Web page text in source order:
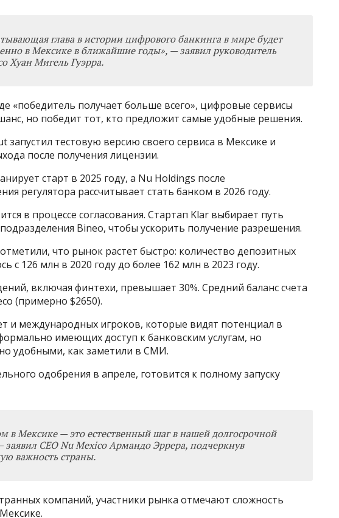
глава в истории цифрового банкинга в мире будет
в Мексике в ближайшие годы», — заявил руководитель
Хуан Мигель Гуэрра.
«победитель получает больше всего», цифровые сервисы
но победит тот, кто предложит самые удобные решения.
запустил тестовую версию своего сервиса в Мексике и
после получения лицензии.
старт в 2025 году, а Nu Holdings после
регулятора рассчитывает стать банком в 2026 году.
в процессе согласования. Стартап Klar выбирает путь
Bineo, чтобы ускорить получение разрешения.
что рынок растет быстро: количество депозитных
с 126 млн в 2020 году до более 162 млн в 2023 году.
включая финтехи, превышает 30%. Средний баланс счета
(примерно $2650).
и международных игроков, которые видят потенциал в
имеющих доступ к банковским услугам, но
удобными, как заметили в СМИ.
одобрения в апреле, готовится к полному запуску
в Мексике—это естественный шаг в нашей долгосрочной
заявил CEO Nu Mexico Армандо Эррера, подчеркнув
важность страны.
компаний, участники рынка отмечают сложность